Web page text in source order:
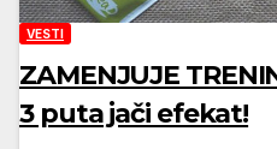
VESTI
ZAMENJUJE
3 puta jači efekat!